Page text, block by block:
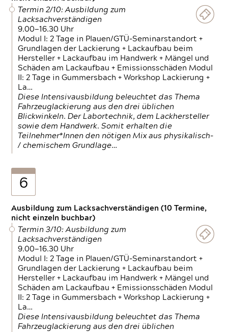
Termin 2/10: Ausbildung zum
Lacksachverständigen
9.00—16.30 Uhr
Modul I: 2 Tage in Plauen/GTÜ-Seminarstandort +
Grundlagen der Lackierung + Lackaufbau beim
Hersteller + Lackaufbau im Handwerk + Mängel und
Schäden am Lackaufbau + Emissionsschäden Modul
II: 2 Tage in Gummersbach + Workshop Lackierung +
La…
Diese Intensivausbildung beleuchtet das Thema
Fahrzeuglackierung aus den drei üblichen
Blickwinkeln. Der Labortechnik, dem Lackhersteller
sowie dem Handwerk. Somit erhalten die
Teilnehmer*Innen den nötigen Mix aus physikalisch-
/ chemischem Grundlage…
6
Ausbildung zum Lacksachverständigen (10 Termine,
nicht einzeln buchbar)
Termin 3/10: Ausbildung zum
Lacksachverständigen
9.00—16.30 Uhr
Modul I: 2 Tage in Plauen/GTÜ-Seminarstandort +
Grundlagen der Lackierung + Lackaufbau beim
Hersteller + Lackaufbau im Handwerk + Mängel und
Schäden am Lackaufbau + Emissionsschäden Modul
II: 2 Tage in Gummersbach + Workshop Lackierung +
La…
Diese Intensivausbildung beleuchtet das Thema
Fahrzeuglackierung aus den drei üblichen